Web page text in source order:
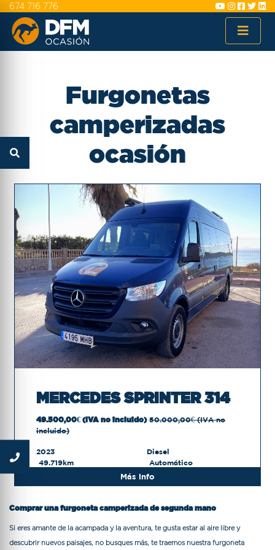
674 716 776
Furgonetas
camperizadas
ocasión
MERCEDES SPRINTER 314
49.500,00€ (IVA no incluido) 50.000,00€ (IVA no
incluido)
2023
Diesel
49.719km
Automático
Más info
Comprar una furgoneta camperizada de segunda mano
Si eres amante de la acampada y la aventura, te gusta estar al aire libre y
descubrir nuevos paisajes, no busques más, te traemos nuestra furgoneta